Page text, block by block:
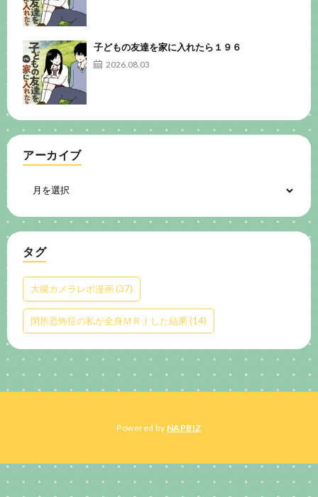
子どもの友達を家に入れたら１９６
2026.08.03
アーカイブ
タグ
大腸カメラレポ漫画(37)
閉所恐怖症の私が全身ＭＲＩした結果(14)
Powered by NAPBIZ